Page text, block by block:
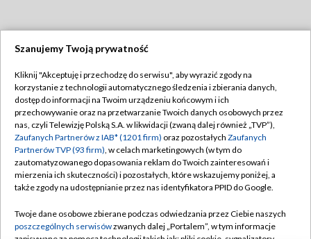
TVP
Abonament TVP
Emisja w TVP
Centrum informacji TVP
Naziemna Telewizja Cyfrowa
Rada Programowa
Regulamin TVP
Polityka prywatności
Moje zgody
Pomoc
Kontakt
Szanujemy Twoją prywatność
Kliknij "Akceptuję i przechodzę do serwisu", aby wyrazić zgody na
korzystanie z technologii automatycznego śledzenia i zbierania danych,
dostęp do informacji na Twoim urządzeniu końcowym i ich
przechowywanie oraz na przetwarzanie Twoich danych osobowych przez
nas, czyli Telewizję Polską S.A. w likwidacji (zwaną dalej również „TVP”),
Zaufanych Partnerów z IAB* (1201 firm) oraz pozostałych Zaufanych
Partnerów TVP (93 firm), w celach marketingowych (w tym do
zautomatyzowanego dopasowania reklam do Twoich zainteresowań i
mierzenia ich skuteczności) i pozostałych, które wskazujemy poniżej, a
także zgody na udostępnianie przez nas identyfikatora PPID do Google.
Twoje dane osobowe zbierane podczas odwiedzania przez Ciebie naszych
poszczególnych serwisówzwanych dalej „Portalem”, w tym informacje